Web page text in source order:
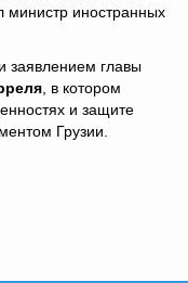
иностранных
заявлением главы
, в котором
и защите
Грузии.